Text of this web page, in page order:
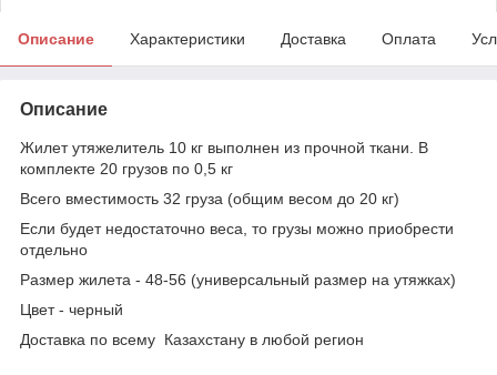
Описание Характеристики Доставка Оплата
Описание
Жилет утяжелитель 10 кг выполнен из прочной ткани. В
комплекте 20 грузов по 0,5 кг
Всего вместимость 32 груза (общим весом до 20 кг)
Если будет недостаточно веса, то грузы можно приобрести
отдельно
Размер жилета - 48-56 (универсальный размер на утяжках)
Цвет - черный
Доставка по всему Казахстану в любой регион